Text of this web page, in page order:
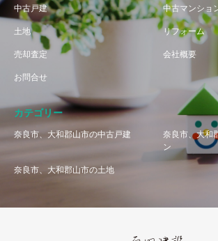
中古戸建 中古マンショ
土地 リフォーム
売却査定 会社概要
お問合せ
カテゴリー
奈良市、大和郡山市の中古戸建
奈良市、大和
ン
奈良市、大和郡山市の土地